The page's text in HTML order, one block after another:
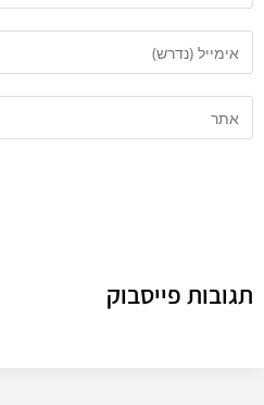
תגובות פייסבוק